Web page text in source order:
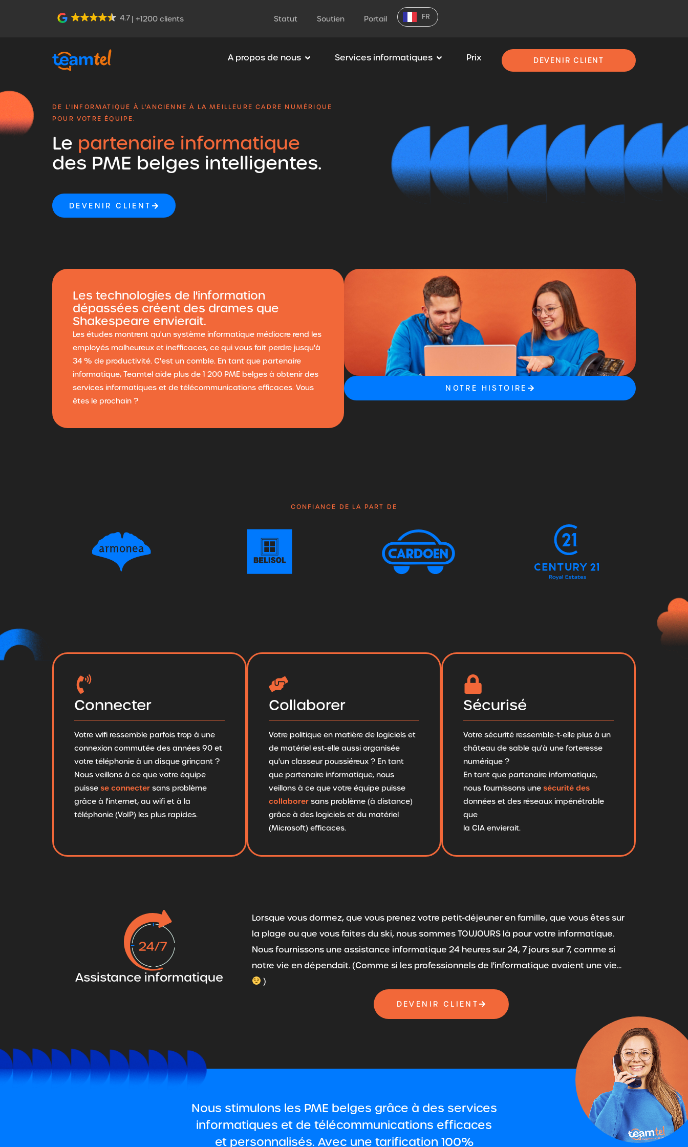
4.7 | +1200 clients Statut Soutien Portail FR
A propos de nous Services informatiques Prix DEVENIR CLIENT
DE L'INFORMATIQUE À L'ANCIENNE À LA MEILLEURE CADRE NUMÉRIQUE
POUR VOTRE ÉQUIPE.
Le partenaire informatique
des PME belges intelligentes.
DEVENIR CLIENT
Les technologies de l'information
dépassées créent des drames que
Shakespeare envierait.
Les études montrent qu'un système informatique médiocre rend les
employés malheureux et inefficaces, ce qui vous fait perdre jusqu'à
34 % de productivité. C'est un comble. En tant que partenaire
informatique, Teamtel aide plus de 1 200 PME belges à obtenir des
services informatiques et de télécommunications efficaces. Vous
êtes le prochain ?
NOTRE HISTOIRE
CONFIANCE DE LA PART DE
Connecter
Votre wifi ressemble parfois trop à une
connexion commutée des années 90 et
votre téléphonie à un disque grinçant ?
Nous veillons à ce que votre équipe
puisse se connecter sans problème
grâce à l'internet, au wifi et à la
téléphonie (VoIP) les plus rapides.
Collaborer
Votre politique en matière de logiciels et
de matériel est-elle aussi organisée
qu'un classeur poussiéreux ? En tant
que partenaire informatique, nous
veillons à ce que votre équipe puisse
collaborer sans problème (à distance)
grâce à des logiciels et du matériel
(Microsoft) efficaces.
Sécurisé
Votre sécurité ressemble-t-elle plus à un
château de sable qu'à une forteresse
numérique ?
En tant que partenaire informatique,
nous fournissons une sécurité des
données et des réseaux impénétrable
que
la CIA envierait.
Assistance informatique
Lorsque vous dormez, que vous prenez votre petit-déjeuner en famille, que vous êtes sur
la plage ou que vous faites du ski, nous sommes TOUJOURS là pour votre informatique.
Nous fournissons une assistance informatique 24 heures sur 24, 7 jours sur 7, comme si
notre vie en dépendait. (Comme si les professionnels de l'informatique avaient une vie...
)
DEVENIR CLIENT
Nous stimulons les PME belges grâce à des services
informatiques et de télécommunications efficaces
et personnalisés. Avec une tarification 100%